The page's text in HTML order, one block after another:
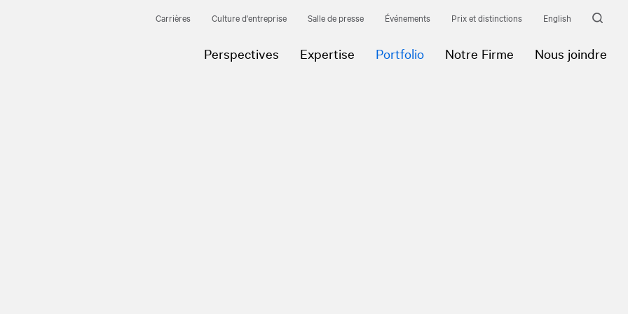
Carrières Culture d'entreprise Salle de presse Événements Prix et distinctions English
Perspectives Expertise Portfolio Notre Firme Nous joindre